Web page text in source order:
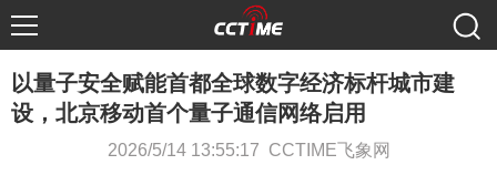
以量子安全赋能首都全球数字经济标杆城市建
设，北京移动首个量子通信网络启用
2026/5/14 13:55:17 CCTIME飞象网